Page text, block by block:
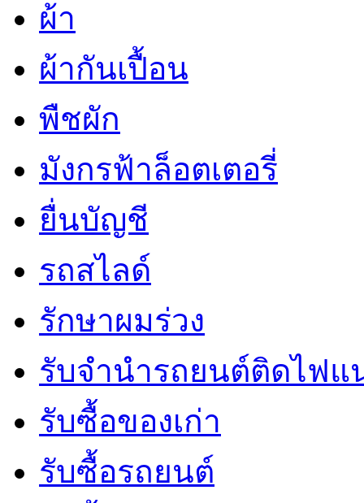
ผ้า
ผ้ากันเปื้อน
พืชผัก
มังกรฟ้าล็อตเตอรี่
ยื่นบัญชี
รถสไลด์
รักษาผมร่วง
รับจํานํารถยนต์ติดไฟ
รับซื้อของเก่า
รับซื้อรถยนต์